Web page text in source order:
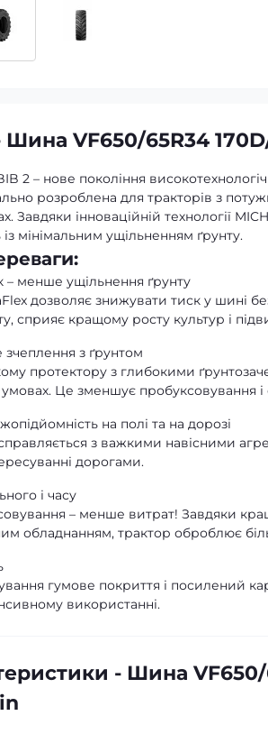
VF650/65R34
2 – нове покоління
розроблена для тракторів з
Завдяки інноваційній технології
із мінімальним ущільненням ґрунту.
– менше ущільнення ґрунту
дозволяє знижувати тиск у шині
сприяє кращому росту культур і
з ґрунтом
протектору з глибокими
Це зменшує пробуксовування
на полі та на дорозі
з важкими навісними
дорогами.
і часу
– менше витрат! Завдяки
обладнанням, трактор оброблює
гумове покриття і посилений
використанні.
- Шина VF650/